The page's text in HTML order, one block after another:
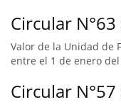
Circular
Valor de la Unidad de
entre el 1 de enero
Circular